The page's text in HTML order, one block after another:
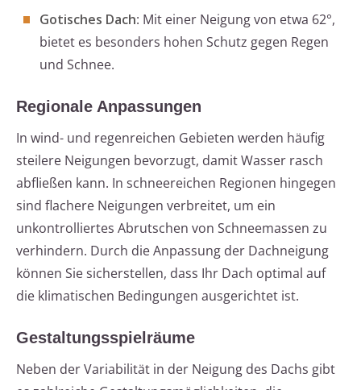
Gotisches Dach: Mit einer Neigung von etwa 62°,
bietet es besonders hohen Schutz gegen Regen
und Schnee.
Regionale Anpassungen
In wind- und regenreichen Gebieten werden häufig
steilere Neigungen bevorzugt, damit Wasser rasch
abfließen kann. In schneereichen Regionen hingegen
sind flachere Neigungen verbreitet, um ein
unkontrolliertes Abrutschen von Schneemassen zu
verhindern. Durch die Anpassung der Dachneigung
können Sie sicherstellen, dass Ihr Dach optimal auf
die klimatischen Bedingungen ausgerichtet ist.
Gestaltungsspielräume
Neben der Variabilität in der Neigung des Dachs gibt